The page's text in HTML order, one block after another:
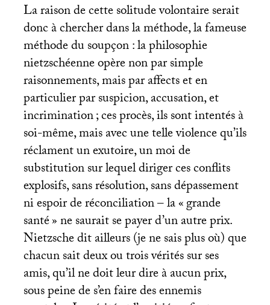
La raison de cette solitude volontaire serait
donc à chercher dans la méthode, la fameuse
méthode du soupçon : la philosophie
nietzschéenne opère non par simple
raisonnements, mais par affects et en
particulier par suspicion, accusation, et
incrimination; ces procès, ils sont intentés à
soi-même, mais avec une telle violence qu’ils
réclament un exutoire, un moi de
substitution sur lequel diriger ces conflits
explosifs, sans résolution, sans dépassement
ni espoir de réconciliation – la «grande
santé» ne saurait se payer d’un autre prix.
Nietzsche dit ailleurs (je ne sais plus où) que
chacun sait deux ou trois vérités sur ses
amis, qu’il ne doit leur dire à aucun prix,
sous peine de s’en faire des ennemis